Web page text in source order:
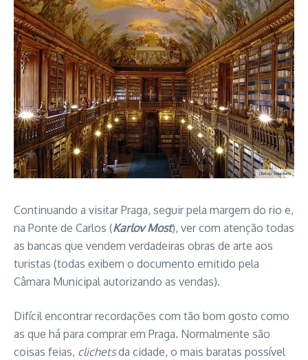
Continuando a visitar Praga, seguir pela margem do rio e,
na Ponte de Carlos (Karlov Most), ver com atenção todas
as bancas que vendem verdadeiras obras de arte aos
turistas (todas exibem o documento emitido pela
Câmara Municipal autorizando as vendas).
Difícil encontrar recordações com tão bom gosto como
as que há para comprar em Praga. Normalmente são
coisas feias, clichetsda cidade, o mais baratas possível